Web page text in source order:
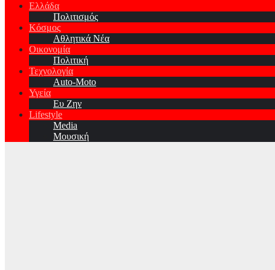
Ελλάδα
Πολιτισμός
Κόσμος
Αθλητικά Νέα
Οικονομία
Πολιτική
Τεχνολογία
Auto-Moto
Υγεία
Ευ Ζην
Lifestyle
Media
Μουσική